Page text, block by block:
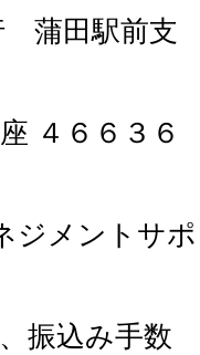
蒲田駅前支
４６６３６
ジメントサポ
振込み手数